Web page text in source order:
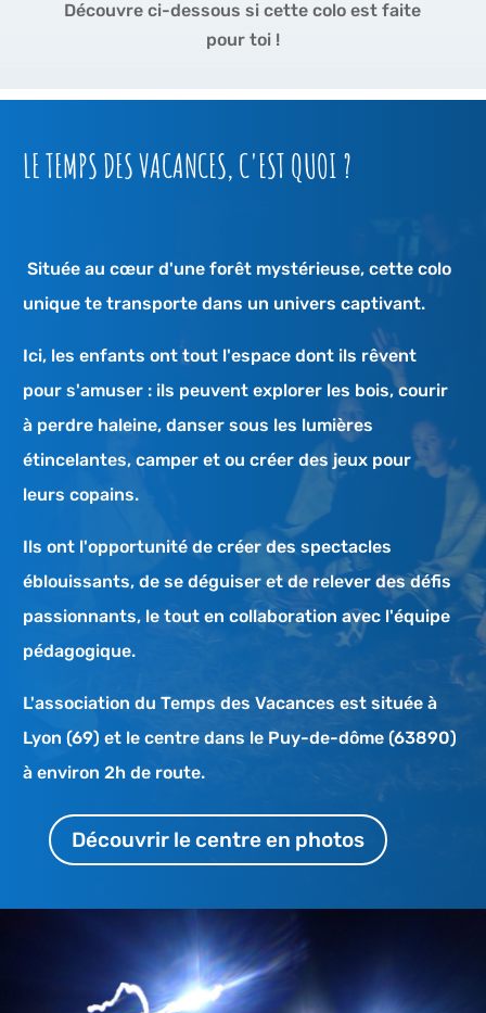
Découvre ci-dessous si cette colo est faite
pour toi !
LE TEMPS DES VACANCES, C'EST QUOI ?
Située au cœur d'une forêt mystérieuse, cette colo
unique te transporte dans un univers captivant.
Ici, les enfants ont tout l'espace dont ils rêvent
pour s'amuser : ils peuvent explorer les bois, courir
à perdre haleine, danser sous les lumières
étincelantes, camper et ou créer des jeux pour
leurs copains.
Ils ont l'opportunité de créer des spectacles
éblouissants, de se déguiser et de relever des défis
passionnants, le tout en collaboration avec l'équipe
pédagogique.
L'association du Temps des Vacances est située à
Lyon (69) et le centre dans le Puy-de-dôme (63890)
à environ 2h de route.
Découvrir le centre en photos